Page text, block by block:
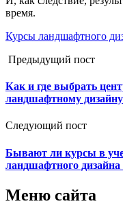
время.
Курсы ландшафтного
Предыдущий пост
Как и где выбрать
ландшафтному дизайну
Следующий пост
Бывают ли курсы в
ландшафтного
Меню сайта